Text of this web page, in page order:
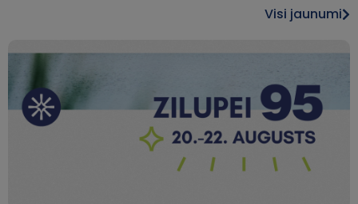
Visi jaunumi